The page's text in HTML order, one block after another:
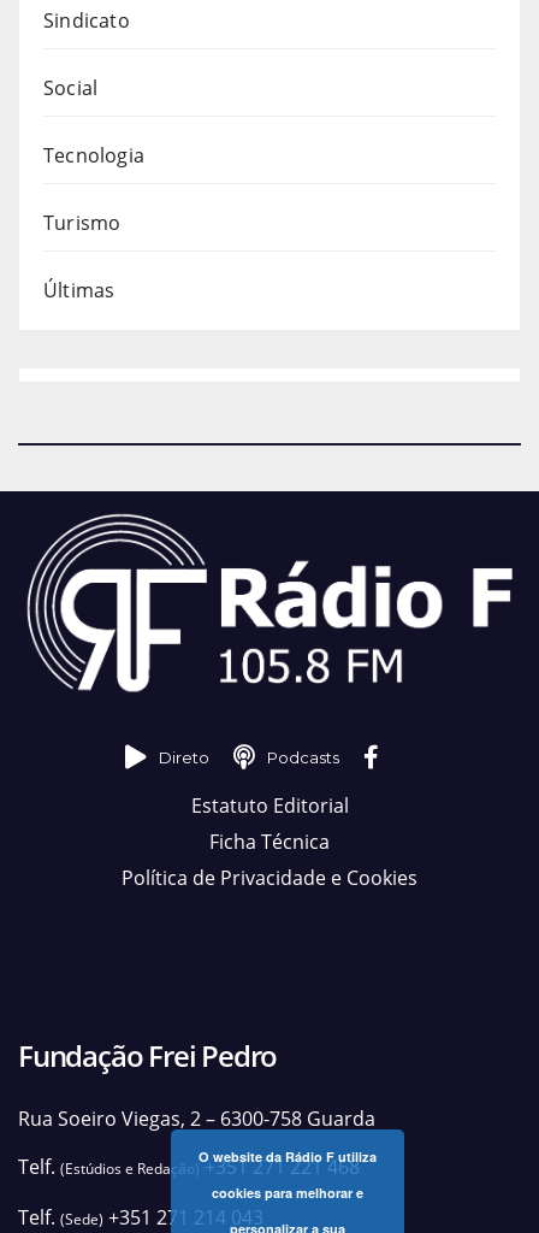
Sindicato
Social
Tecnologia
Turismo
Últimas
Direto Podcasts
Estatuto Editorial
Ficha Técnica
Política de Privacidade e Cookies
Fundação Frei Pedro
Rua Soeiro Viegas, 2 – 6300-758 Guarda
Telf. (Estúdios e Redação)+351 271 221 468
Telf. (Sede) +351 271 214 043
O website da Rádio F utiliza
cookies para melhorar e
personalizar a sua